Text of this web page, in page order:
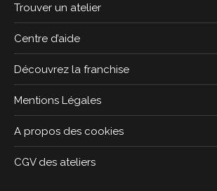
Trouver un atelier
Centre d’aide
Découvrez la franchise
Mentions Légales
A propos des cookies
CGV des ateliers